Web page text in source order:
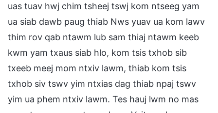
uas tuav hwj chim tsheej tswj kom ntseeg yam
ua siab dawb paug thiab Nws yuav ua kom lawv
thim rov qab ntawm lub sam thiaj ntawm keeb
kwm yam txaus siab hlo, kom tsis txhob sib
txeeb meej mom ntxiv lawm, thiab kom tsis
txhob siv tswv yim ntxias dag thiab npaj tswv
yim ua phem ntxiv lawm. Tes hauj lwm no mas